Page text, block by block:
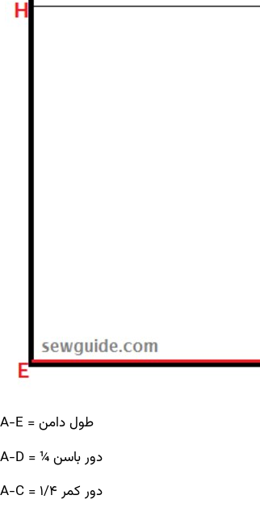
A-E = طول دامن
A-C = 1/4 دور کمر